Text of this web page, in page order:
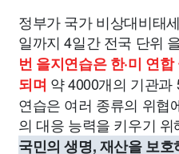
정부가 국가 비상대비태
일까지 4일간 전국 단위
번 을지연습은 한·미 연
되며 약 4000개의 기관
연습은 여러 종류의 위협
의 대응 능력을 키우기
국민의 생명, 재산을 보